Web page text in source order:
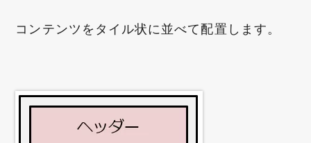
コンテンツをタイル状に並べて配置します。